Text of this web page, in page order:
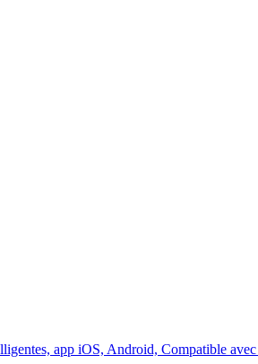
app iOS, Android, Compatible